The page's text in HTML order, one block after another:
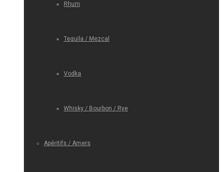
Rhum
Tequila / Mezcal
Vodka
Whisky / Bourbon / Rye
Apéritifs / Amers